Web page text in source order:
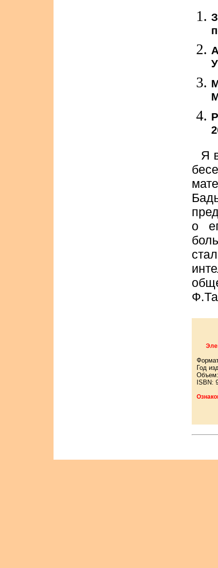
Я
о
Год
ISBN: